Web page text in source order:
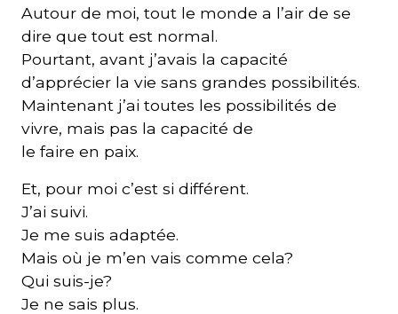
Autour de moi, tout le monde a l’air de se
dire que tout est normal.
Pourtant, avant j’avais la capacité
d’apprécier la vie sans grandes possibilités.
Maintenant j’ai toutes les possibilités de
vivre, mais pas la capacité de
le faire en paix.
Et, pour moi c’est si différent.
J’ai suivi.
Je me suis adaptée.
Mais où je m’en vais comme cela?
Qui suis-je?
Je ne sais plus.